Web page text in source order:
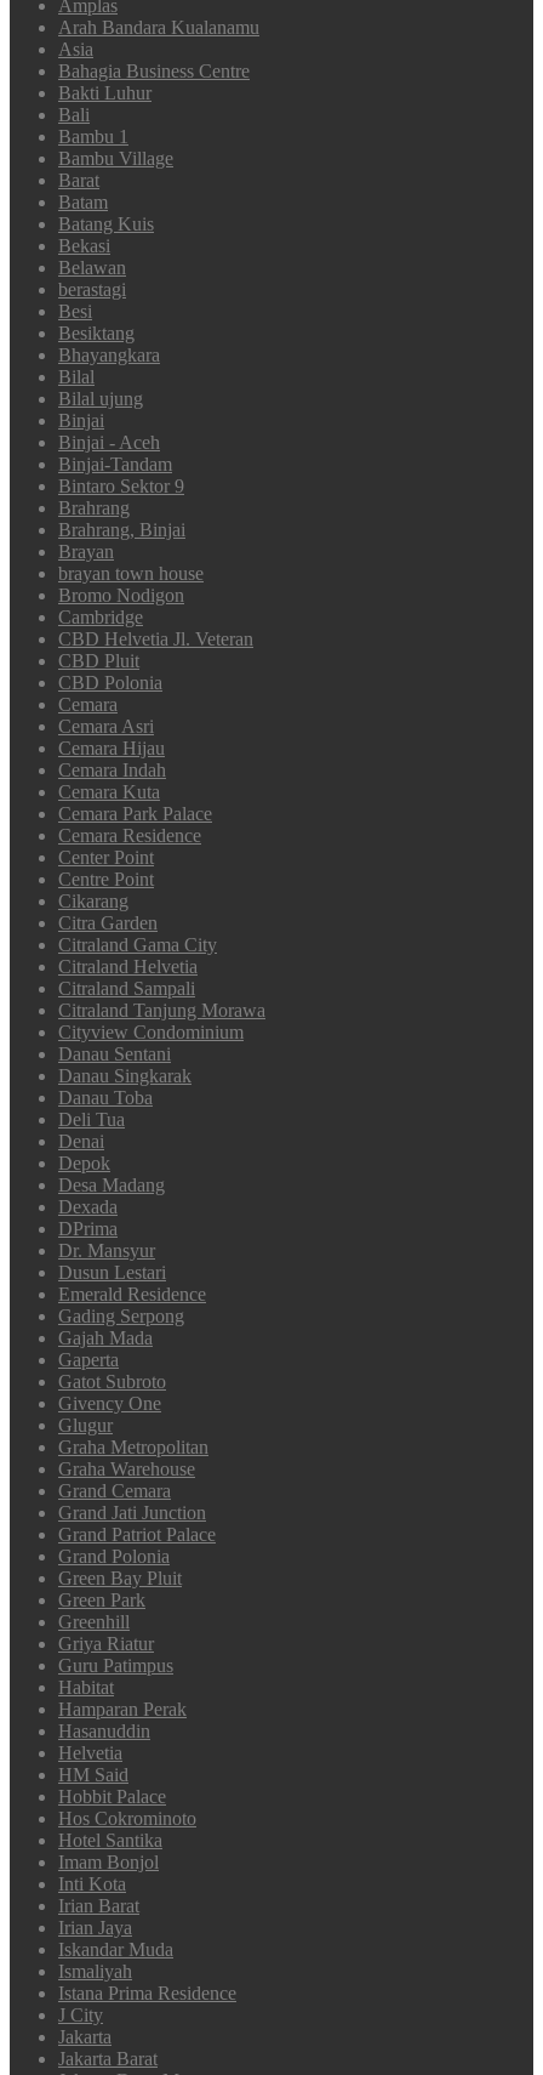
Amplas
Arah Bandara Kualanamu
Asia
Bahagia Business Centre
Bakti Luhur
Bali
Bambu 1
Bambu Village
Barat
Batam
Batang Kuis
Bekasi
Belawan
berastagi
Besi
Besiktang
Bhayangkara
Bilal
Bilal ujung
Binjai
Binjai - Aceh
Binjai-Tandam
Bintaro Sektor 9
Brahrang
Brahrang, Binjai
Brayan
brayan town house
Bromo Nodigon
Cambridge
CBD Helvetia Jl. Veteran
CBD Pluit
CBD Polonia
Cemara
Cemara Asri
Cemara Hijau
Cemara Indah
Cemara Kuta
Cemara Park Palace
Cemara Residence
Center Point
Centre Point
Cikarang
Citra Garden
Citraland Gama City
Citraland Helvetia
Citraland Sampali
Citraland Tanjung Morawa
Cityview Condominium
Danau Sentani
Danau Singkarak
Danau Toba
Deli Tua
Denai
Depok
Desa Madang
Dexada
DPrima
Dr. Mansyur
Dusun Lestari
Emerald Residence
Gading Serpong
Gajah Mada
Gaperta
Gatot Subroto
Givency One
Glugur
Graha Metropolitan
Graha Warehouse
Grand Cemara
Grand Jati Junction
Grand Patriot Palace
Grand Polonia
Green Bay Pluit
Green Park
Greenhill
Griya Riatur
Guru Patimpus
Habitat
Hamparan Perak
Hasanuddin
Helvetia
HM Said
Hobbit Palace
Hos Cokrominoto
Hotel Santika
Imam Bonjol
Inti Kota
Irian Barat
Irian Jaya
Iskandar Muda
Ismaliyah
Istana Prima Residence
J City
Jakarta
Jakarta Barat